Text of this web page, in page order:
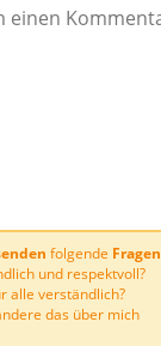
folgende Fragen
und respektvoll?
alle verständlich?
das über mich